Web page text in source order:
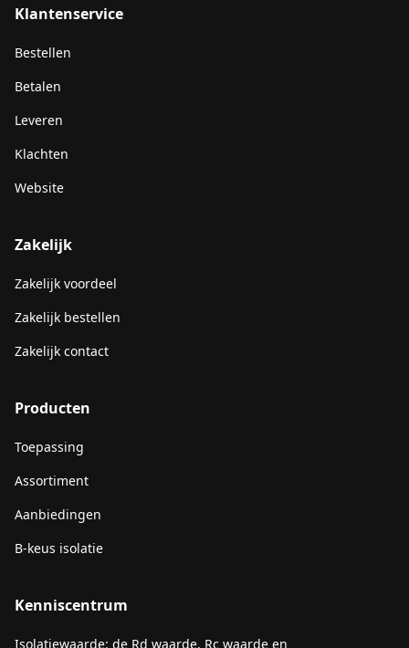
Klantenservice
Bestellen
Betalen
Leveren
Klachten
Website
Zakelijk
Zakelijk voordeel
Zakelijk bestellen
Zakelijk contact
Producten
Toepassing
Assortiment
Aanbiedingen
B-keus isolatie
Kenniscentrum
Isolatiewaarde: de Rd waarde, Rc waarde en